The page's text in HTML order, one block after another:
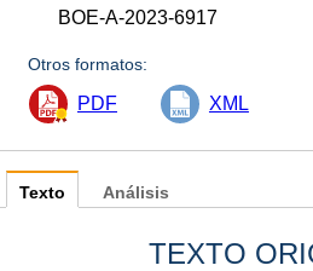
BOE-A-2023-6917
Otros formatos:
PDF XML
Texto
TEXTO
Análisis